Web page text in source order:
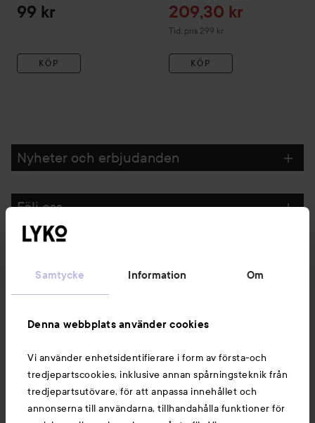
Samtycke Information Om
Denna webbplats använder cookies
Vi använder enhetsidentifierare i form av första-och
tredjepartscookies, inklusive annan spårningsteknik från
tredjepartsutövare, för att anpassa innehållet och
annonserna till användarna, tillhandahålla funktioner för
99 kr
KÖP
Reapris
209,30 kr
Tid. pris 299 kr
Tidigare pris 299 kr
KÖP
Nyheter och erbjudanden
Följ oss
Du kanske också gillar